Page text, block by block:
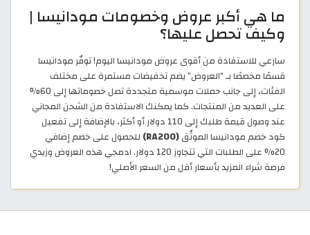
ما هي أكبر عروض وخصومات مودانيسا |
وكيف تحصل عليها؟
سارعي للاستفادة من أقوى عروض مودانيسا اليوم! توفّر مودانيسا
قسمًا مخصصًا بـ “العروض” يضم تخفيضات مستمرة على مختلف
الفئات، إلى جانب حملات موسمية متجددة تصل خصوماتها إلى 60%
على العديد من المنتجات. كما يمكنك الاستفادة من الشحن المجاني
عند وصول قيمة طلبك إلى 110 دولار أو أكثر، بالإضافة إلى تفعيل
كود خصم مودانيسا الموثّق(RA200)
للحصول على خصم إضافي
20% على الطلبات التي تتجاوز 120 دولار. ادمجي هذه العروض وزيدي
فرصة شراء المزيد بأسعار أقل من السعر الأصلي!